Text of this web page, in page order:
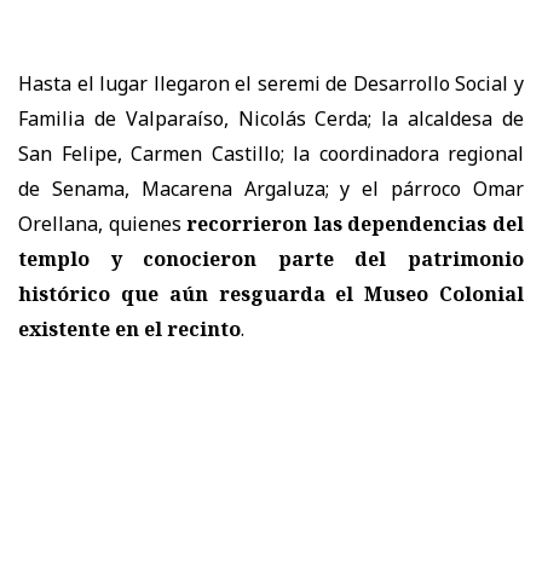
Hasta el lugar llegaron el seremi de Desarrollo Social y
Familia de Valparaíso, Nicolás Cerda; la alcaldesa de
San Felipe, Carmen Castillo; la coordinadora regional
de Senama, Macarena Argaluza; y el párroco Omar
Orellana, quienes recorrieron las dependencias del
templo y conocieron parte del patrimonio
histórico que aún resguarda el Museo Colonial
existente en el recinto.